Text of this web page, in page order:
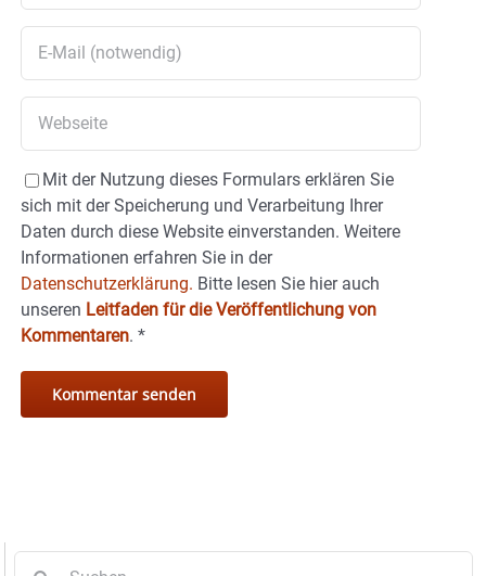
Mit der Nutzung dieses Formulars erklären Sie
sich mit der Speicherung und Verarbeitung Ihrer
Daten durch diese Website einverstanden. Weitere
Informationen erfahren Sie in der
Datenschutzerklärung. Bitte lesen Sie hier auch
unseren Leitfaden für die Veröffentlichung von
Kommentaren. *